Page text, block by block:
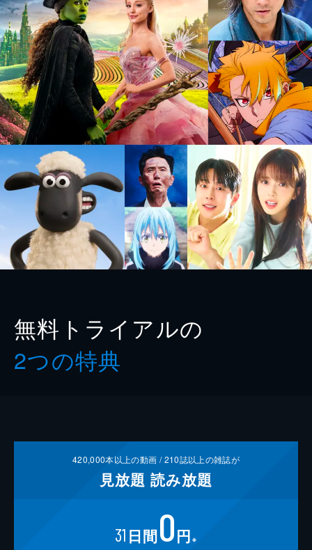
無料トライアルの
2つの特典
420,000本以上の動画 /210誌以上の雑誌が
見放題 読み放題
31 日間0円 ※